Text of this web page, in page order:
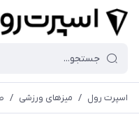
اسپرت رول / میزهای ورزشی /